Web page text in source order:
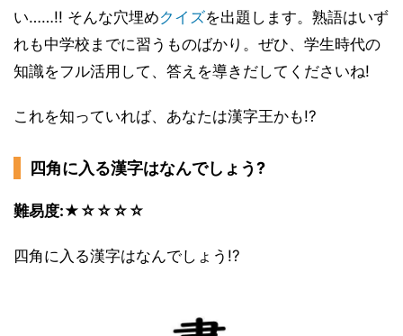
い……!! そんな穴埋めクイズを出題します。熟語はいず
れも中学校までに習うものばかり。ぜひ、学生時代の
知識をフル活用して、答えを導きだしてくださいね!
これを知っていれば、あなたは漢字王かも!?
四角に入る漢字はなんでしょう?
難易度:★☆☆☆☆
四角に入る漢字はなんでしょう!?